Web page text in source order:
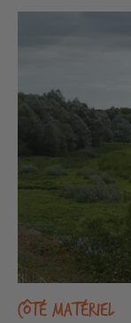
Côté matériel